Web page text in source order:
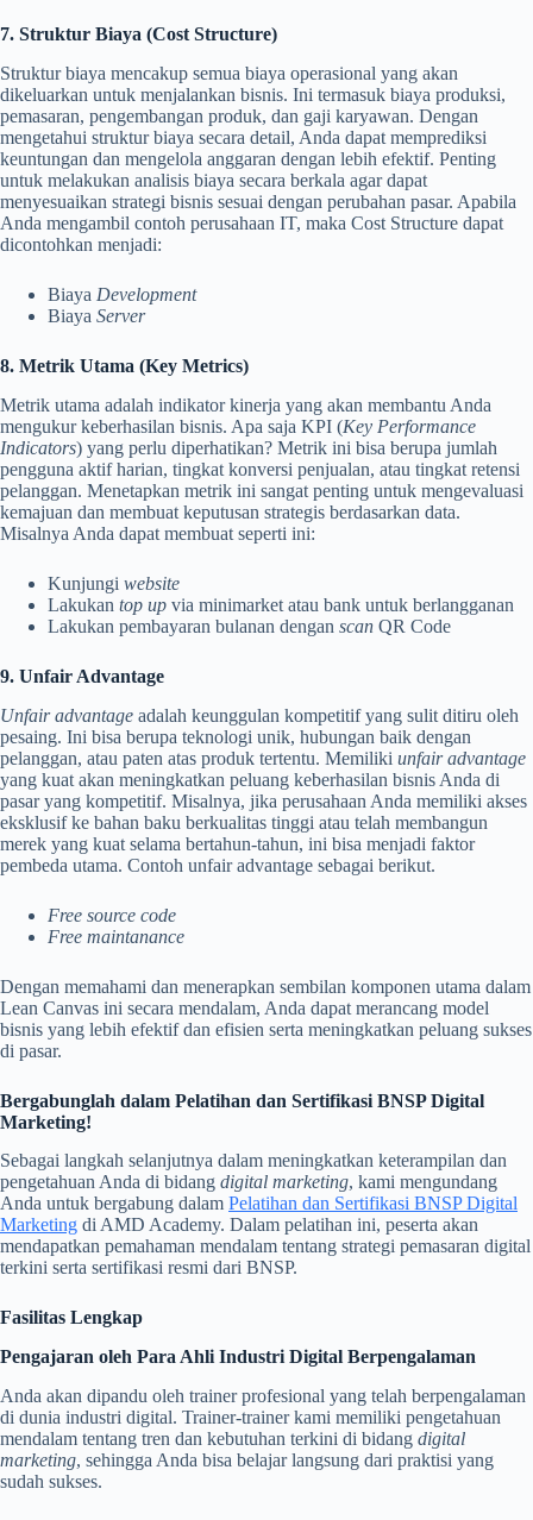
7. Struktur Biaya (Cost Structure)
Struktur biaya mencakup semua biaya operasional yang akan
dikeluarkan untuk menjalankan bisnis. Ini termasuk biaya produksi,
pemasaran, pengembangan produk, dan gaji karyawan. Dengan
mengetahui struktur biaya secara detail, Anda dapat memprediksi
keuntungan dan mengelola anggaran dengan lebih efektif. Penting
untuk melakukan analisis biaya secara berkala agar dapat
menyesuaikan strategi bisnis sesuai dengan perubahan pasar. Apabila
Anda mengambil contoh perusahaan IT, maka Cost Structure dapat
dicontohkan menjadi:
Biaya Development
Biaya Server
8. Metrik Utama (Key Metrics)
Metrik utama adalah indikator kinerja yang akan membantu Anda
mengukur keberhasilan bisnis. Apa saja KPI (Key Performance
Indicators) yang perlu diperhatikan? Metrik ini bisa berupa jumlah
pengguna aktif harian, tingkat konversi penjualan, atau tingkat retensi
pelanggan. Menetapkan metrik ini sangat penting untuk mengevaluasi
kemajuan dan membuat keputusan strategis berdasarkan data.
Misalnya Anda dapat membuat seperti ini:
Kunjungi website
Lakukan top up via minimarket atau bank untuk berlangganan
Lakukan pembayaran bulanan dengan scan QR Code
9. Unfair Advantage
Unfair advantage adalah keunggulan kompetitif yang sulit ditiru oleh
pesaing. Ini bisa berupa teknologi unik, hubungan baik dengan
pelanggan, atau paten atas produk tertentu. Memiliki unfair advantage
yang kuat akan meningkatkan peluang keberhasilan bisnis Anda di
pasar yang kompetitif. Misalnya, jika perusahaan Anda memiliki akses
eksklusif ke bahan baku berkualitas tinggi atau telah membangun
merek yang kuat selama bertahun-tahun, ini bisa menjadi faktor
pembeda utama. Contoh unfair advantage sebagai berikut.
Free source code
Free maintanance
Dengan memahami dan menerapkan sembilan komponen utama dalam
Lean Canvas ini secara mendalam, Anda dapat merancang model
bisnis yang lebih efektif dan efisien serta meningkatkan peluang sukses
di pasar.
Bergabunglah dalam Pelatihan dan Sertifikasi BNSP Digital
Marketing!
Sebagai langkah selanjutnya dalam meningkatkan keterampilan dan
pengetahuan Anda di bidang digital marketing, kami mengundang
Anda untuk bergabung dalam Pelatihan dan Sertifikasi BNSP Digital
Marketing di AMD Academy. Dalam pelatihan ini, peserta akan
mendapatkan pemahaman mendalam tentang strategi pemasaran digital
terkini serta sertifikasi resmi dari BNSP.
Fasilitas Lengkap
Pengajaran oleh Para Ahli Industri Digital Berpengalaman
Anda akan dipandu oleh trainer profesional yang telah berpengalaman
di dunia industri digital. Trainer-trainer kami memiliki pengetahuan
mendalam tentang tren dan kebutuhan terkini di bidang digital
marketing, sehingga Anda bisa belajar langsung dari praktisi yang
sudah sukses.